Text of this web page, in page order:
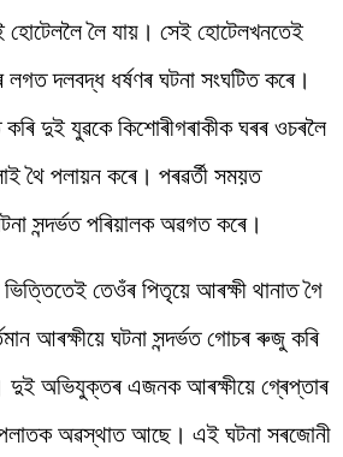
হোটেললৈ লৈ যায়। সেই হোটেলখনতেই
লগত দলবদ্ধ ধৰ্ষণৰ ঘটনা সংঘটিত কৰে।
দুই যুৱকে কিশোৰীগৰাকীক ঘৰৰ ওচৰলৈ
থৈ পলায়ন কৰে। পৰৱৰ্তী সময়ত
সন্দৰ্ভত পৰিয়ালক অৱগত কৰে।
তেওঁৰ পিতৃয়ে আৰক্ষী থানাত গৈ
আৰক্ষীয়ে ঘটনা সন্দৰ্ভত গোচৰ ৰুজু কৰি
দুই অভিযুক্তৰ এজনক আৰক্ষীয়ে গ্ৰেপ্তাৰ
অৱস্থাত আছে। এই ঘটনা সৰজোনী